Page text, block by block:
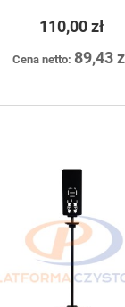
110,00 zł
Cena netto: 89,43